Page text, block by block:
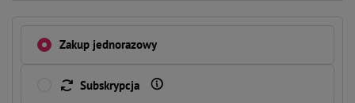
Zakup jednorazowy
Subskrypcja